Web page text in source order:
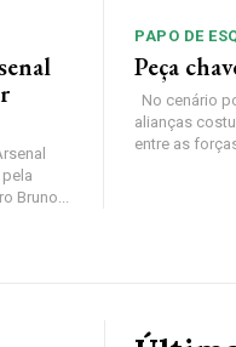
Bruno...
PAPO DE
Peça
No cenário
alianças
entre as